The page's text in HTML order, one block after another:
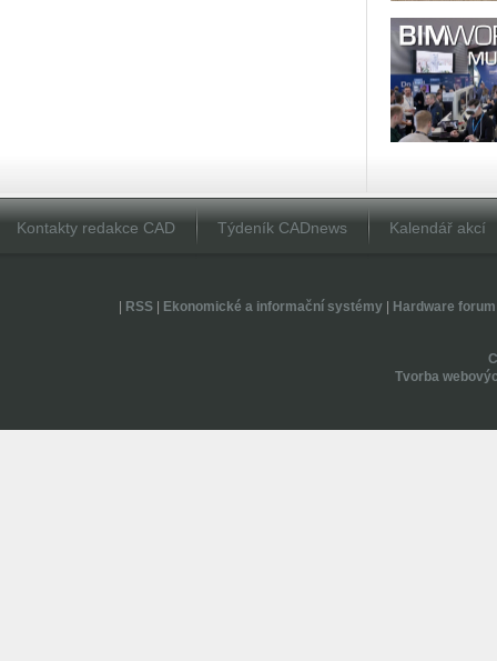
Kontakty redakce CAD Týdeník CADnews Kalendář akcí
RSS| Ekonomické a informační systémy| Hardware forum
Tvorba